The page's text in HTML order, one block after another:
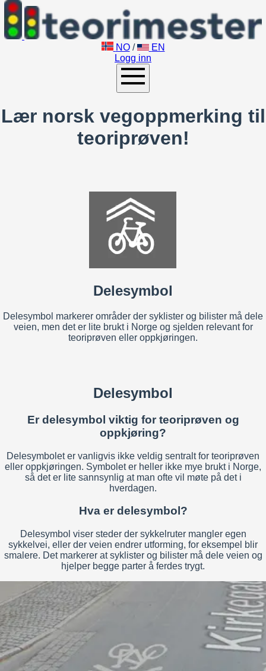
NO /
EN
Logg inn
Lær norsk vegoppmerking til
teoriprøven!
Delesymbol
Delesymbol markerer områder der syklister og bilister må dele
veien, men det er lite brukt i Norge og sjelden relevant for
teoriprøven eller oppkjøringen.
Delesymbol
Er delesymbol viktig for teoriprøven og
oppkjøring?
Delesymbolet er vanligvis ikke veldig sentralt for teoriprøven
eller oppkjøringen. Symbolet er heller ikke mye brukt i Norge,
så det er lite sannsynlig at man ofte vil møte på det i
hverdagen.
Hva er delesymbol?
Delesymbol viser steder der sykkelruter mangler egen
sykkelvei, eller der veien endrer utforming, for eksempel blir
smalere. Det markerer at syklister og bilister må dele veien og
hjelper begge parter å ferdes trygt.